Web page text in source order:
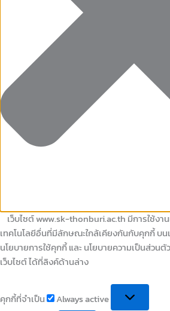
เว็บไซต์ www.sk-thonburi.ac.th มีการใช้งา
เทคโนโลยีอื่นที่มีลักษณะใกล้เคียงกันกับคุกกี้ บน
นโยบายการใช้คุกกี้ และ นโยบายความเป็นส่วน
เว็บไซต์ ได้ที่ลิงค์ด้านล่าง
คุกกี้ที่จำเป็น
Always active